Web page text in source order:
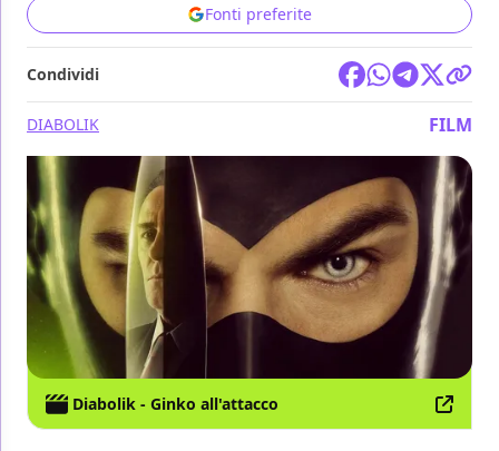
Fonti preferite
Condividi
DIABOLIK FILM
Diabolik - Ginko all'attacco